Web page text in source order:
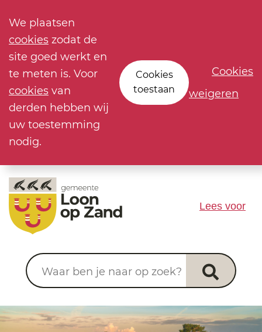
We plaatsen
cookies zodat de
site goed werkt en
te meten is. Voor
cookies van
derden hebben wij
uw toestemming
nodig.
Cookies
toestaan
Cookies
weigeren
Waar ben je naar op zoek?
Lees voor